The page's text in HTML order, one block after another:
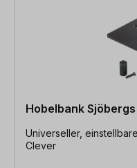
Hobelbank
Universeller, einstellbarer Amboss |
Clever